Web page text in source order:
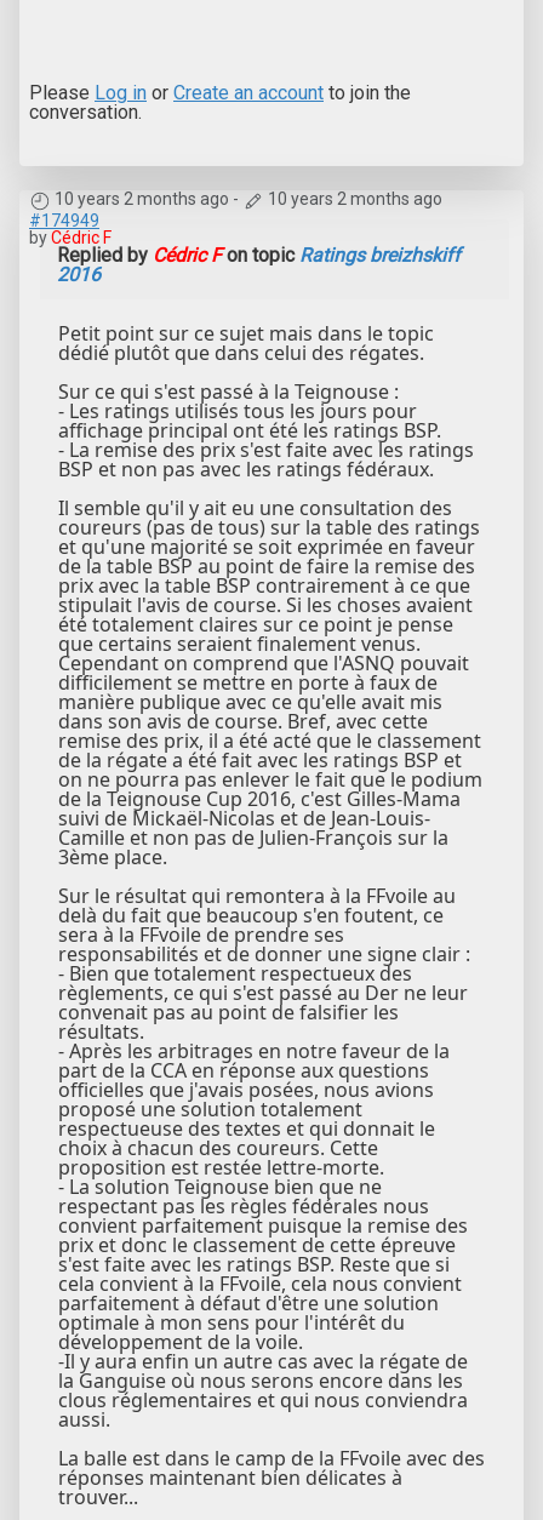
Please Log in or Create an account to join the
conversation.
10 years 2 months ago -
10 years 2 months ago
#174949
byCédric F
Replied by Cédric Fon topic Ratings breizhskiff
2016
Petit point sur ce sujet mais dans le topic
dédié plutôt que dans celui des régates.
Sur ce qui s'est passé à la Teignouse :
- Les ratings utilisés tous les jours pour
affichage principal ont été les ratings BSP.
- La remise des prix s'est faite avec les ratings
BSP et non pas avec les ratings fédéraux.
Il semble qu'il y ait eu une consultation des
coureurs (pas de tous) sur la table des ratings
et qu'une majorité se soit exprimée en faveur
de la table BSP au point de faire la remise des
prix avec la table BSP contrairement à ce que
stipulait l'avis de course. Si les choses avaient
été totalement claires sur ce point je pense
que certains seraient finalement venus.
Cependant on comprend que l'ASNQ pouvait
difficilement se mettre en porte à faux de
manière publique avec ce qu'elle avait mis
dans son avis de course. Bref, avec cette
remise des prix, il a été acté que le classement
de la régate a été fait avec les ratings BSP et
on ne pourra pas enlever le fait que le podium
de la Teignouse Cup 2016, c'est Gilles-Mama
suivi de Mickaël-Nicolas et de Jean-Louis-
Camille et non pas de Julien-François sur la
3ème place.
Sur le résultat qui remontera à la FFvoile au
delà du fait que beaucoup s'en foutent, ce
sera à la FFvoile de prendre ses
responsabilités et de donner une signe clair :
- Bien que totalement respectueux des
règlements, ce qui s'est passé au Der ne leur
convenait pas au point de falsifier les
résultats.
- Après les arbitrages en notre faveur de la
part de la CCA en réponse aux questions
officielles que j'avais posées, nous avions
proposé une solution totalement
respectueuse des textes et qui donnait le
choix à chacun des coureurs. Cette
proposition est restée lettre-morte.
- La solution Teignouse bien que ne
respectant pas les règles fédérales nous
convient parfaitement puisque la remise des
prix et donc le classement de cette épreuve
s'est faite avec les ratings BSP. Reste que si
cela convient à la FFvoile, cela nous convient
parfaitement à défaut d'être une solution
optimale à mon sens pour l'intérêt du
développement de la voile.
-Il y aura enfin un autre cas avec la régate de
la Ganguise où nous serons encore dans les
clous réglementaires et qui nous conviendra
aussi.
La balle est dans le camp de la FFvoile avec des
réponses maintenant bien délicates à
trouver...